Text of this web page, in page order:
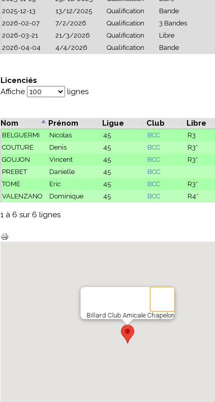
2025-12-13
13/12/2025 Qualification Bande
2026-02-07
7/2/2026 Qualification 3 Bandes
2026-03-21
21/3/2026 Qualification Libre
2026-04-04
4/4/2026 Qualification Bande
Licenciés
Affiche
lignes
Nom
Prénom Ligue Club Libre
BELGUERMI Nicolas 45 BCC R3
COUTURE
Denis 45 BCC R3*
GOUJON
Vincent 45 BCC R3*
PREBET
Danielle 45
BCC
TOME
Eric 45 BCC R3*
VALENZANO
Dominique 45 BCC R4*
1 à 6 sur 6 lignes
Billard Club Amicale Chapelon